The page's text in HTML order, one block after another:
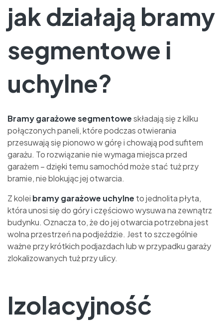
jak działają bramy
segmentowe i
uchylne?
Bramy garażowe segmentoweskładają się z kilku
połączonych paneli, które podczas otwierania
przesuwają się pionowo w górę i chowają pod sufitem
garażu. To rozwiązanie nie wymaga miejsca przed
garażem – dzięki temu samochód może stać tuż przy
bramie, nie blokując jej otwarcia.
Z kolei bramy garażowe uchylne to jednolita płyta,
która unosi się do góry i częściowo wysuwa na zewnątrz
budynku. Oznacza to, że do jej otwarcia potrzebna jest
wolna przestrzeń na podjeździe. Jest to szczególnie
ważne przy krótkich podjazdach lub w przypadku garaży
zlokalizowanych tuż przy ulicy.
Izolacyjność